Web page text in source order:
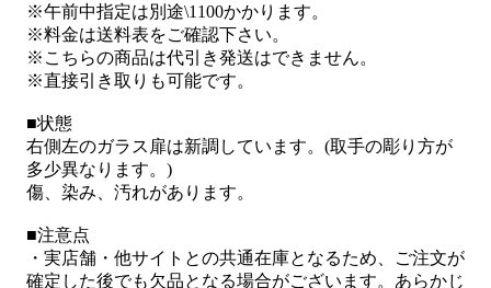
※午前中指定は別途\1100かかります。
※料金は送料表をご確認下さい。
※こちらの商品は代引き発送はできません。
※直接引き取りも可能です。
■状態
右側左のガラス扉は新調しています。(取手の彫り方が
多少異なります。)
傷、染み、汚れがあります。
■注意点
・実店舗・他サイトとの共通在庫となるため、ご注文が
確定した後でも欠品となる場合がございます。あらかじ